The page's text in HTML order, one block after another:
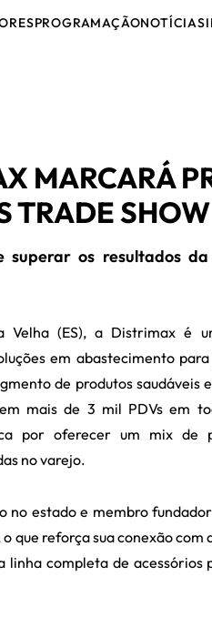
PROGRAMAÇÃONOTÍCIAS
MARCARÁ
TRADE SHOW
superar os resultados
Velha (ES), a Distrimax é
em abastecimento
de produtos saudáveis
mais de 3 mil PDVs em
por oferecer um mix de
no varejo.
estado e membro
que reforça sua conexão com
completa de acessórios